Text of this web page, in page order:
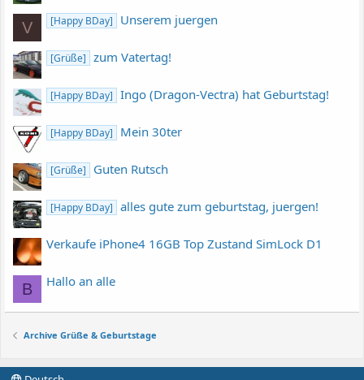
V [Happy BDay] Unserem juergen
[Grüße] zum Vatertag!
[Happy BDay] Ingo (Dragon-Vectra) hat Geburtstag!
[Happy BDay] Mein 30ter
[Grüße] Guten Rutsch
[Happy BDay] alles gute zum geburtstag, juergen!
Verkaufe iPhone4 16GB Top Zustand SimLock D1
B Hallo an alle
Archive Grüße & Geburtstage